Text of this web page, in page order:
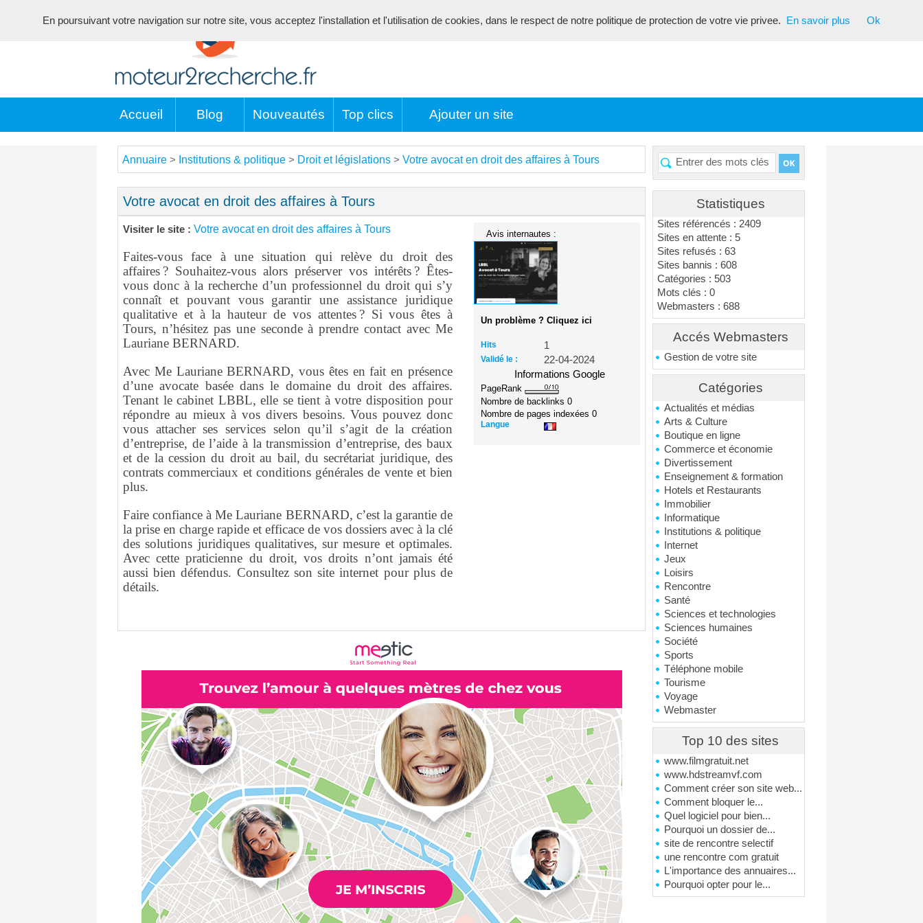
Accueil Blog Nouveautés Top clics Ajouter un site
Statistiques
Sites référencés : 2409
Sites en attente : 5
Sites refusés : 63
Sites bannis : 608
Catégories : 503
Mots clés : 0
Webmasters : 688
Accés Webmasters
Gestion de votre site
Catégories
Actualités et médias
Arts & Culture
Boutique en ligne
Commerce et économie
Divertissement
Enseignement & formation
Hotels et Restaurants
Immobilier
Informatique
Institutions & politique
Internet
Jeux
Loisirs
Rencontre
Santé
Sciences et technologies
Sciences humaines
Société
Sports
Téléphone mobile
Tourisme
Voyage
Webmaster
Top 10 des sites
www.filmgratuit.net
www.hdstreamvf.com
Comment créer son site web...
Comment bloquer le...
Quel logiciel pour bien...
Pourquoi un dossier de...
site de rencontre selectif
une rencontre com gratuit
L'importance des annuaires...
Pourquoi opter pour le...
Annuaire > Institutions & politique > Droit et législations > Votre avocat en droit des affaires à Tours
Votre avocat en droit des affaires à Tours
Visiter le site : Votre avocat en droit des affaires à Tours
Faites-vous face à une situation qui relève du droit des
affaires ? Souhaitez-vous alors préserver vos intérêts ? Êtes-
vous donc à la recherche d’un professionnel du droit qui s’y
connaît et pouvant vous garantir une assistance juridique
qualitative et à la hauteur de vos attentes ? Si vous êtes à
Tours, n’hésitez pas une seconde à prendre contact avec Me
Lauriane BERNARD.
Avec Me Lauriane BERNARD, vous êtes en fait en présence
d’une avocate basée dans le domaine du droit des affaires.
Tenant le cabinet LBBL, elle se tient à votre disposition pour
répondre au mieux à vos divers besoins. Vous pouvez donc
vous attacher ses services selon qu’il s’agit de la création
d’entreprise, de l’aide à la transmission d’entreprise, des baux
et de la cession du droit au bail, du secrétariat juridique, des
contrats commerciaux et conditions générales de vente et bien
plus.
Faire confiance à Me Lauriane BERNARD, c’est la garantie de
la prise en charge rapide et efficace de vos dossiers avec à la clé
des solutions juridiques qualitatives, sur mesure et optimales.
Avec cette praticienne du droit, vos droits n’ont jamais été
aussi bien défendus. Consultez son site internet pour plus de
détails.
Avis internautes :
Un problème ? Cliquez ici
Hits 1
Validé le :
22-04-2024
Informations Google
PageRank
Nombre de backlinks0
Nombre de pages indexées0
Langue
En poursuivant votre navigation sur notre site, vous acceptez l'installation et l'utilisation de cookies, dans le respect de notre politique de protection de votre vie privee. En savoir plus Ok